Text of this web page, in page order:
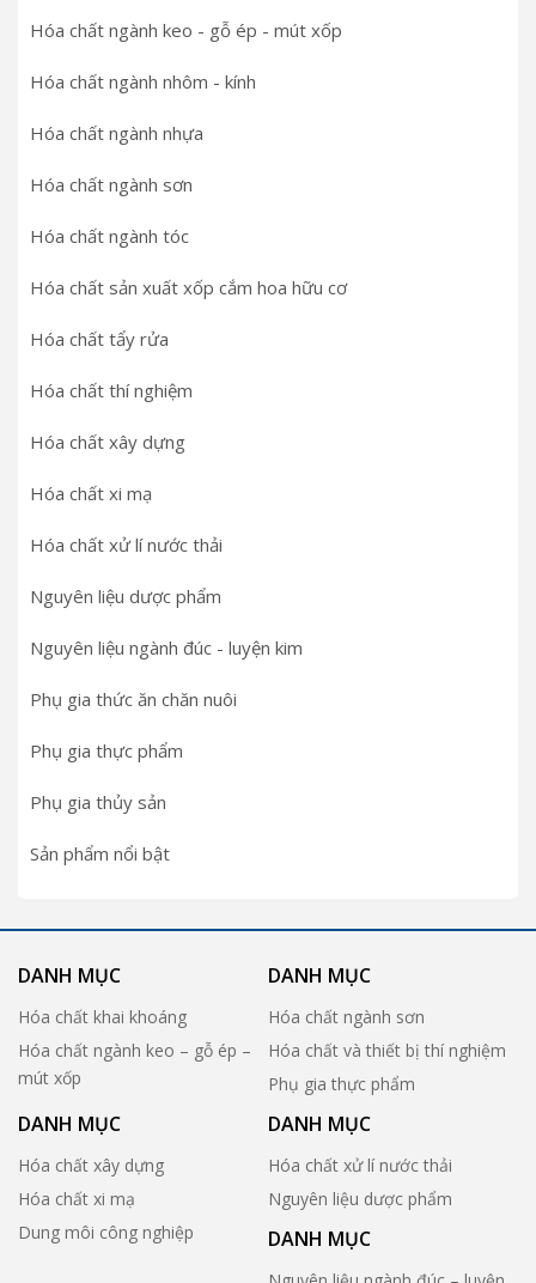
Hóa chất ngành keo - gỗ ép - mút xốp
Hóa chất ngành nhôm - kính
Hóa chất ngành nhựa
Hóa chất ngành sơn
Hóa chất ngành tóc
Hóa chất sản xuất xốp cắm hoa hữu cơ
Hóa chất tẩy rửa
Hóa chất thí nghiệm
Hóa chất xây dựng
Hóa chất xi mạ
Hóa chất xử lí nước thải
Nguyên liệu dược phẩm
Nguyên liệu ngành đúc - luyện kim
Phụ gia thức ăn chăn nuôi
Phụ gia thực phẩm
Phụ gia thủy sản
Sản phẩm nổi bật
DANH MỤC
Hóa chất khai khoáng
Hóa chất ngành keo – gỗ ép –
mút xốp
DANH MỤC
Hóa chất ngành sơn
Hóa chất và thiết bị thí nghiệm
Phụ gia thực phẩm
DANH MỤC
Hóa chất xây dựng
Hóa chất xi mạ
Dung môi công nghiệp
DANH MỤC
Hóa chất xử lí nước thải
Nguyên liệu dược phẩm
DANH MỤC